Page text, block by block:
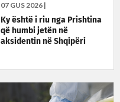
07 GUS 2026 |
Ky është i riu nga Prishtina
që humbi jetën në
aksidentin në Shqipëri